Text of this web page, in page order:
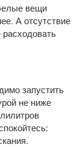
вещи
А отсутствие
расходовать
запустить
не ниже